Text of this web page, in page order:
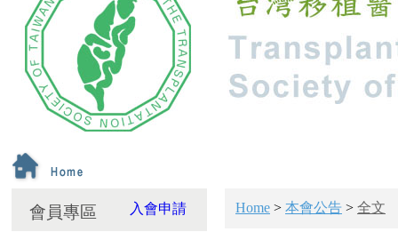
會員專區 入會申請 Home > 本會公告 > 全文